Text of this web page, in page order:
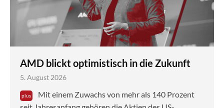
AMD blickt optimistisch in die Zukunft
5. August 2026
Mit einem Zuwachs von mehr als 140 Prozent